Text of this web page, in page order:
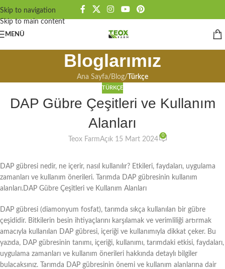
Skip to navigation
Skip to main content
MENÜ
Bloglarımız
Ana Sayfa/ Blog/ Türkçe
TÜRKÇE
DAP Gübre Çeşitleri ve Kullanım
Alanları
Teox FarmAçık 15 Mart 2024
0
DAP gübresi nedir, ne içerir, nasıl kullanılır? Etkileri, faydaları, uygulama
zamanları ve kullanım önerileri. Tarımda DAP gübresinin kullanım
alanları.DAP Gübre Çeşitleri ve Kullanım Alanları
DAP gübresi (diamonyum fosfat), tarımda sıkça kullanılan bir gübre
çeşididir. Bitkilerin besin ihtiyaçlarını karşılamak ve verimliliği artırmak
amacıyla kullanılan DAP gübresi, içeriği ve kullanımıyla dikkat çeker. Bu
yazıda, DAP gübresinin tanımı, içeriği, kullanımı, tarımdaki etkisi, faydaları,
uygulama zamanları ve kullanım önerileri hakkında detaylı bilgiler
bulacaksınız. Tarımda DAP gübresinin önemi ve kullanım alanlarına dair